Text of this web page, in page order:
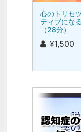
心のトリセ
ティブにな
（28分）
¥1,500